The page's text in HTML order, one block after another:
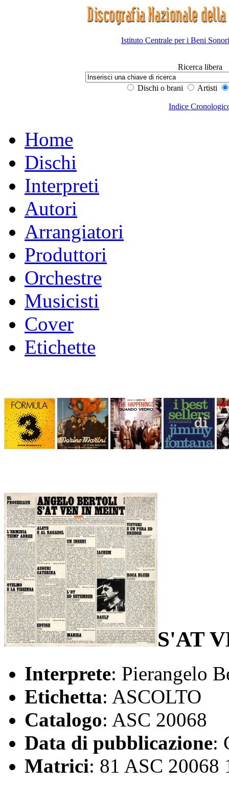
Istituto Centrale per i Beni
Ricerca libera
Dischi o brani Artisti
Indice
Home
Dischi
Interpreti
Autori
Arrangiatori
Produttori
Orchestre
Musicisti
Cover
Etichette
S'AT
Interprete: Pierangelo
Etichetta: ASCOLTO
Catalogo: ASC 20068
Data di pubblicazione:
Matrici: 81 ASC 20068